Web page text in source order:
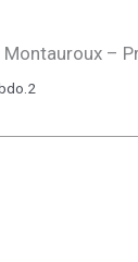
–